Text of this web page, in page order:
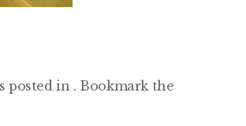
posted in . Bookmark the